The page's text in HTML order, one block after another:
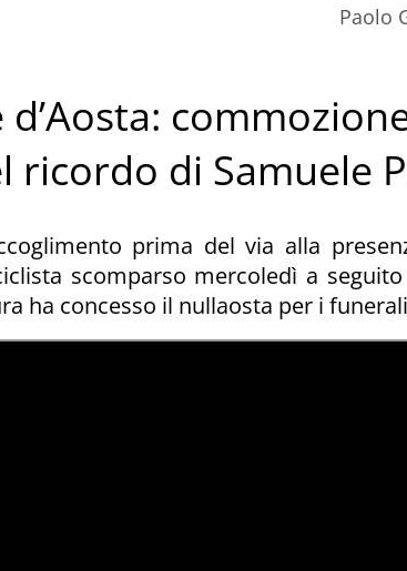
Paolo
ricordo di Samuele
prima del via alla
scomparso mercoledì a
ha concesso il nullaosta per i funerali